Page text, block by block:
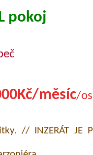
pokoj
měsíc/
// INZERÁT JE